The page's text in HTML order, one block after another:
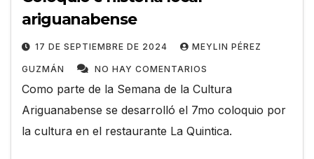
ariguanabense
17 DE SEPTIEMBRE DE 2024 MEYLIN PÉREZ
GUZMÁN NO HAY COMENTARIOS
Como parte de la Semana de la Cultura
Ariguanabense se desarrolló el 7mo coloquio por
la cultura en el restaurante La Quintica.